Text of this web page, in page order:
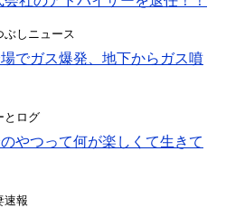
ぶしニュース
場でガス爆発、地下からガス噴
とログ
やつって何が楽しくて生きて
速報